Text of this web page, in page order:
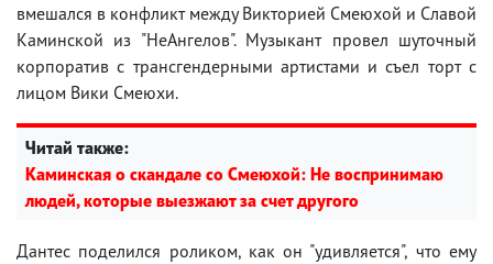
вмешался в конфликт между Викторией Смеюхой и Славой
Каминской из "НеАнгелов". Музыкант провел шуточный
корпоратив с трансгендерными артистами и съел торт с
лицом Вики Смеюхи.
Читай также:
Каминская о скандале со Смеюхой: Не воспринимаю
людей, которые выезжают за счет другого
Дантес поделился роликом, как он "удивляется", что ему